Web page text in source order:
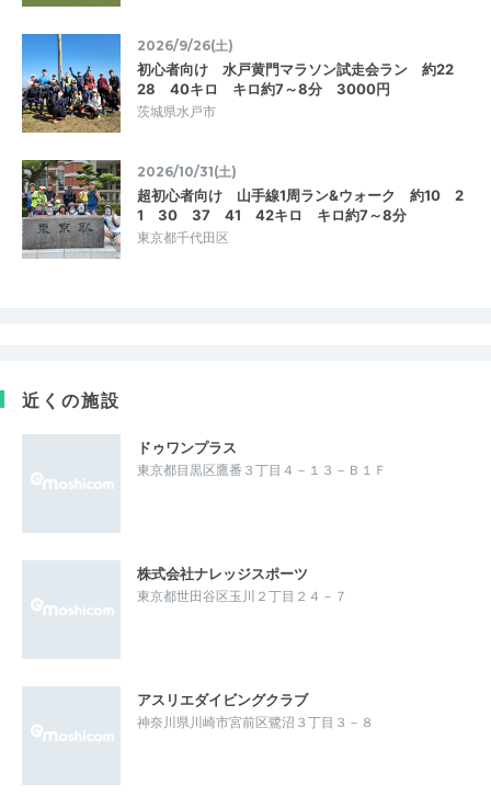
2026/9/26(土)
初心者向け 水戸黄門マラソン試走会ラン 約22
28 40キロ キロ約7～8分 3000円
茨城県水戸市
2026/10/31(土)
超初心者向け 山手線1周ラン&ウォーク 約10 2
1 30 37 41 42キロ キロ約7～8分
東京都千代田区
近くの施設
ドゥワンプラス
東京都目黒区鷹番３丁目４－１３－Ｂ１Ｆ
株式会社ナレッジスポーツ
東京都世田谷区玉川２丁目２４－７
アスリエダイビングクラブ
神奈川県川崎市宮前区鷺沼３丁目３－８